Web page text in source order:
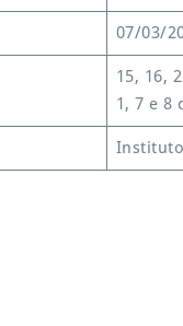
07/03/
15, 16,
1, 7 e 8